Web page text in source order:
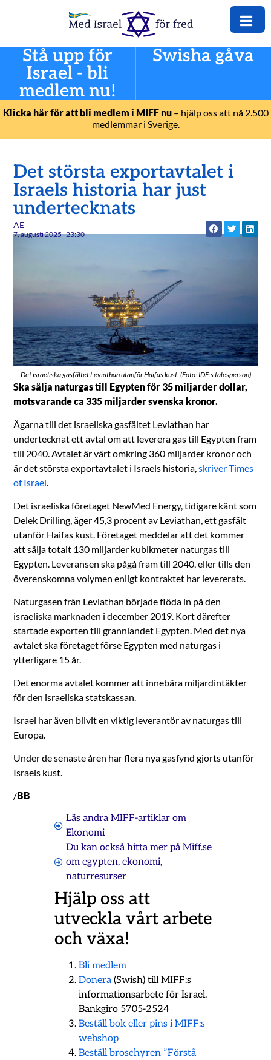
Stå upp för
Israel - bli
medlem nu!
Swisha gåva
Klicka här för att bli medlem i MIFF nu– hjälp oss att nå 2.500
medlemmar i Sverige.
Det största exportavtalet i
Israels historia har just
undertecknats
AE
7. augusti 2025 23:30
Det israeliska gasfältet Leviathan utanför Haifas kust. (Foto: IDF:s talesperson)
Ska sälja naturgas till Egypten för 35 miljarder dollar,
motsvarande ca 335 miljarder svenska kronor.
Ägarna till det israeliska gasfältet Leviathan har
undertecknat ett avtal om att leverera gas till Egypten fram
till 2040. Avtalet är värt omkring 360 miljarder kronor och
är det största exportavtalet i Israels historia,skriver Times
of Israel.
Det israeliska företaget NewMed Energy, tidigare känt som
Delek Drilling, äger 45,3 procent av Leviathan, ett gasfält
utanför Haifas kust. Företaget meddelar att det kommer
att sälja totalt 130 miljarder kubikmeter naturgas till
Egypten. Leveransen ska pågå fram till 2040, eller tills den
överenskomna volymen enligt kontraktet har levererats.
Naturgasen från Leviathan började flöda in på den
israeliska marknaden i december 2019. Kort därefter
startade exporten till grannlandet Egypten. Med det nya
avtalet ska företaget förse Egypten med naturgas i
ytterligare 15 år.
Det enorma avtalet kommer att innebära miljardintäkter
för den israeliska statskassan.
Israel har även blivit en viktig leverantör av naturgas till
Europa.
Under de senaste åren har flera nya gasfynd gjorts utanför
Israels kust.
/BB
Läs andra MIFF-artiklar om
Ekonomi
Du kan också hitta mer på Miff.se
om egypten, ekonomi,
naturresurser
Hjälp oss att
utveckla vårt arbete
och växa!
Bli medlem
Donera(Swish) till MIFF:s
informationsarbete för Israel.
Bankgiro 5705-2524
Beställ bok eller pins i MIFF:s
webshop
Beställ broschyren ”Förstå